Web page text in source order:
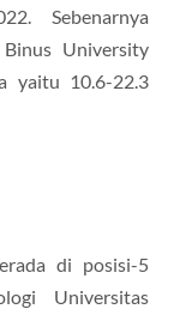
Sebenarnya
University
yaitu 10.6-22.3
di posisi-5
Universitas